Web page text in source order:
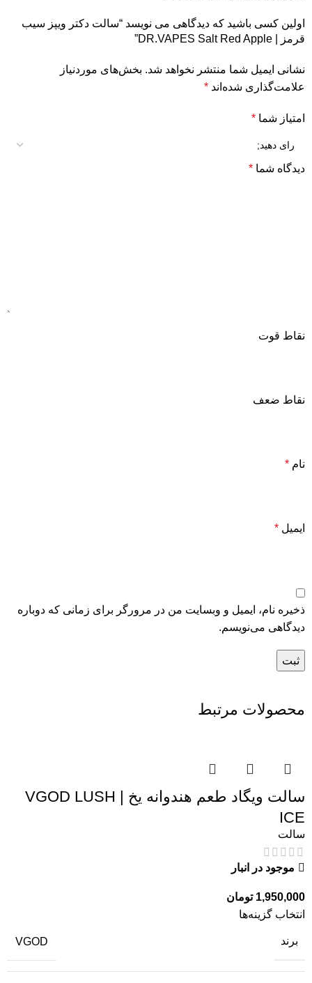
اولین کسی باشید که دیدگاهی می نویسد “سالت دکتر ویپز سیب
قرمز | DR.VAPES Salt Red Apple”
نشانی ایمیل شما منتشر نخواهد شد. بخش‌های موردنیاز
علامت‌گذاری شده‌اند *
امتیاز شما *
دیدگاه شما *
نقاط قوت
نقاط ضعف
نام *
ایمیل *
ذخیره نام، ایمیل و وبسایت من در مرورگر برای زمانی که دوباره
دیدگاهی می‌نویسم.
محصولات مرتبط
سالت ویگاد طعم هندوانه یخ | VGOD LUSH
ICE
سالت
موجود در انبار
1,950,000 تومان
انتخاب گزینه‌ها
برند VGOD